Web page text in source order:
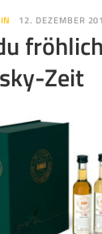
12. DEZEMBER
Zeit